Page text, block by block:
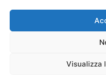
Visualizza
Powered